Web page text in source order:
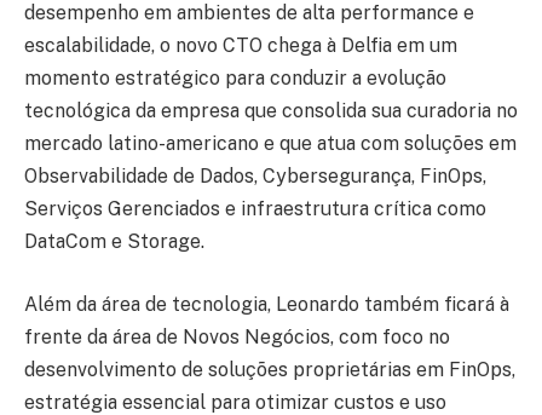
desempenho em ambientes de alta performance e
escalabilidade, o novo CTO chega à Delfia em um
momento estratégico para conduzir a evolução
tecnológica da empresa que consolida sua curadoria no
mercado latino-americano e que atua com soluções em
Observabilidade de Dados, Cybersegurança, FinOps,
Serviços Gerenciados e infraestrutura crítica como
DataCom e Storage.
Além da área de tecnologia, Leonardo também ficará à
frente da área de Novos Negócios, com foco no
desenvolvimento de soluções proprietárias em FinOps,
estratégia essencial para otimizar custos e uso